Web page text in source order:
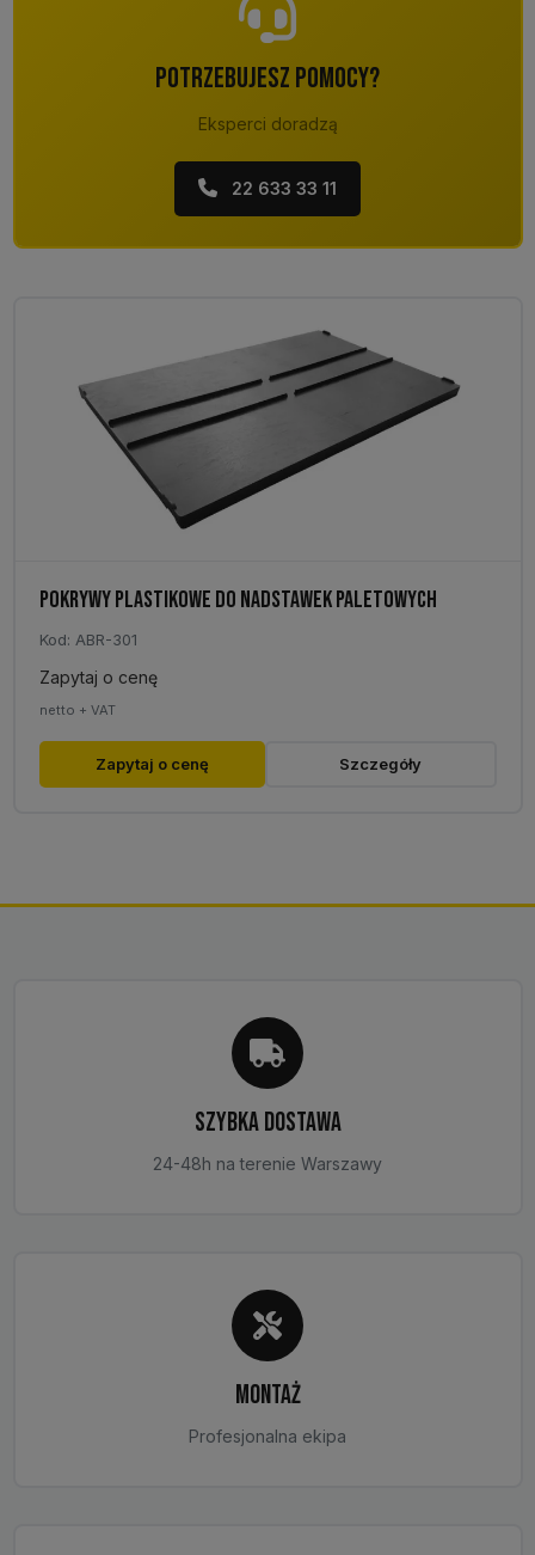
POTRZEBUJESZ POMOCY?
Eksperci doradzą
22 633 33 11
POKRYWY PLASTIKOWE DO NADSTAWEK PALETOWYCH
Kod: ABR-301
Zapytaj o cenę
netto + VAT
Zapytaj o cenę Szczegóły
SZYBKA DOSTAWA
24-48h na terenie Warszawy
MONTAŻ
Profesjonalna ekipa